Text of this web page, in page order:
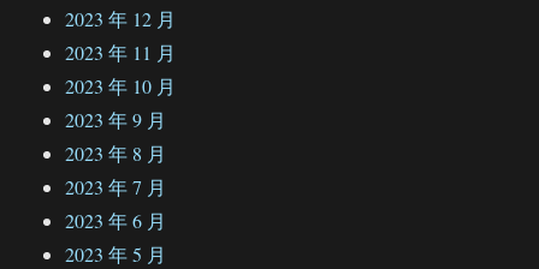
2023 年 12 月
2023 年 11 月
2023 年 10 月
2023 年 9 月
2023 年 8 月
2023 年 7 月
2023 年 6 月
2023 年 5 月